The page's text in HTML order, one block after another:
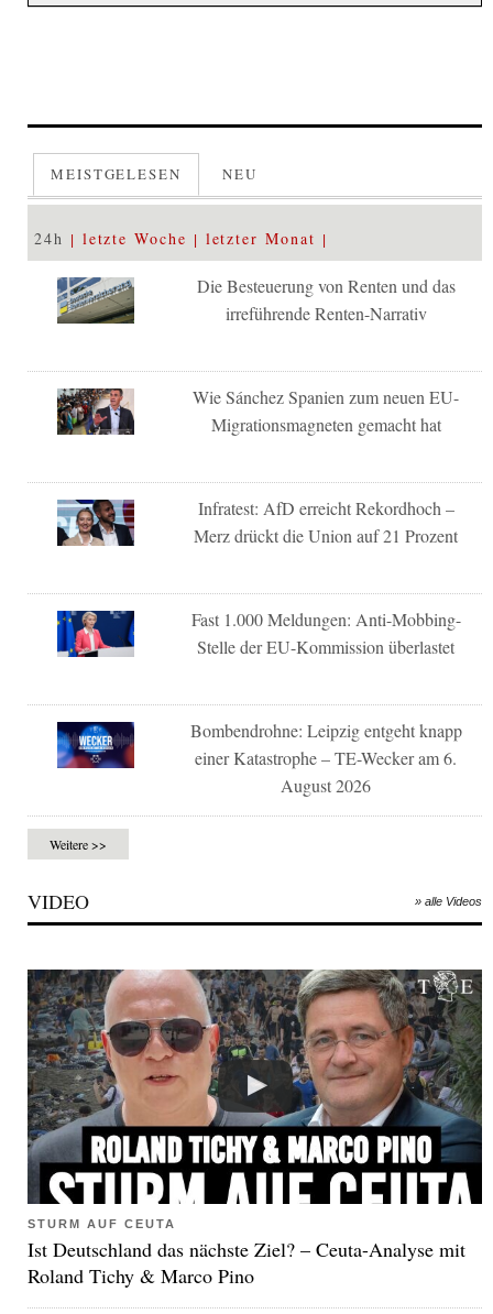
MEISTGELESEN NEU
24h letzte Woche letzter Monat
Die Besteuerung von Renten und das
irreführende Renten-Narrativ
Wie Sánchez Spanien zum neuen EU-
Migrationsmagneten gemacht hat
Infratest: AfD erreicht Rekordhoch –
Merz drückt die Union auf 21 Prozent
Fast 1.000 Meldungen: Anti-Mobbing-
Stelle der EU-Kommission überlastet
Bombendrohne: Leipzig entgeht knapp
einer Katastrophe – TE-Wecker am 6.
August 2026
Weitere >>
VIDEO » alle Videos
STURM AUF CEUTA
Ist Deutschland das nächste Ziel? – Ceuta-Analyse mit
Roland Tichy & Marco Pino